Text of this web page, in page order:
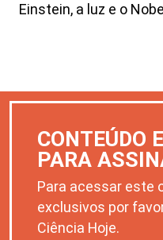
Einstein, a luz e o
CONTEÚDO
PARA
Para acessar este
exclusivos por
Ciência Hoje.